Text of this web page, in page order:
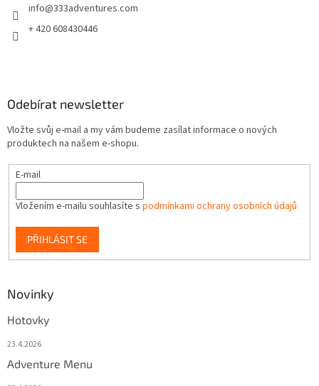
info@333adventures.com
+ 420 608430446
Odebírat newsletter
Vložte svůj e-mail a my vám budeme zasílat informace o nových
produktech na našem e-shopu.
E-mail
Vložením e-mailu souhlasíte s podmínkami ochrany osobních údajů
PŘIHLÁSIT SE
Novinky
Hotovky
23.4.2026
Adventure Menu